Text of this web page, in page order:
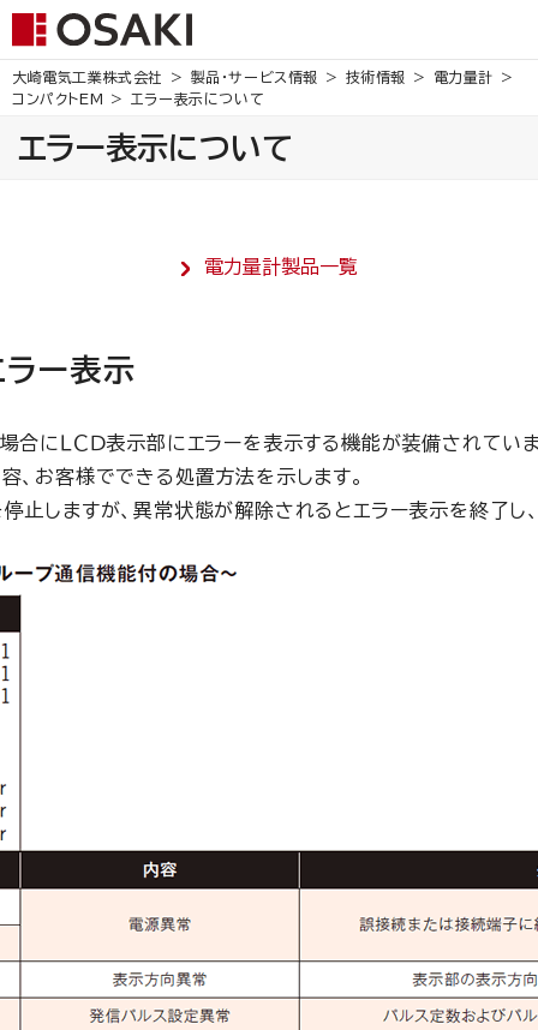
大崎電気工業株式会社 製品・サービス情報 技術情報
電力量計
コンパクトEM
エラー表示について
エラー表示について
電力量計製品一覧
ー表示
合にＬＣＤ表示部にエラーを表示する機能が装備されてい
、お客様でできる処置方法を示します。
止しますが、異常状態が解除されるとエラー表示を終了し